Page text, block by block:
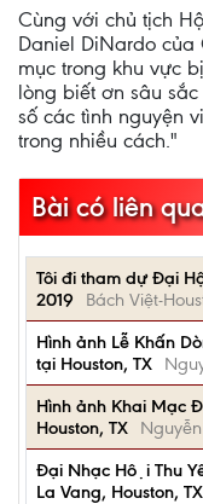
Cùng với chủ tịch
Daniel DiNardo của
mục trong khu vực
lòng biết ơn sâu
số các tình nguyện
trong nhiều cách."
Bài có liên
Tôi đi tham dự Đại
2019
Bách Việt-
Hình ảnh Lễ Khấn
tại Houston, TX
Hình ảnh Khai Mạc
Houston, TX
Đại Nhạc Hội Thu
La Vang, Houston, TX